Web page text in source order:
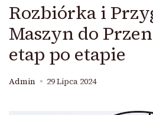
Rozbiórka i
Maszyn do
etap po etapie
Admin 29 Lipca 2024